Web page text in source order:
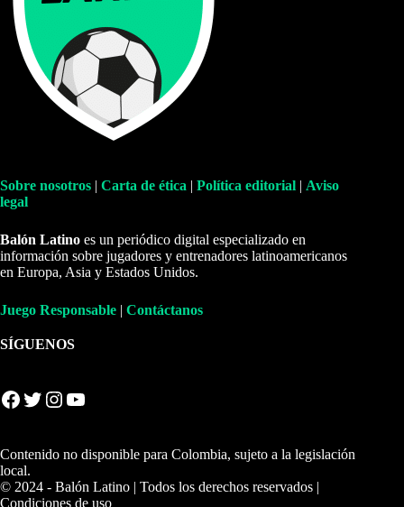
Sobre nosotros | Carta de ética | Política editorial | Aviso
legal
Balón Latino es un periódico digital especializado en
información sobre jugadores y entrenadores latinoamericanos
en Europa, Asia y Estados Unidos.
Juego Responsable | Contáctanos
SÍGUENOS
Facebook Twitter Instagram YouTube
Contenido no disponible para Colombia, sujeto a la legislación
local.
© 2024 - Balón Latino | Todos los derechos reservados |
Condiciones de uso